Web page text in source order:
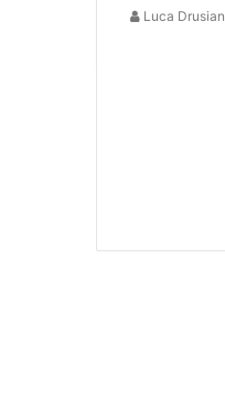
Luca Drusian